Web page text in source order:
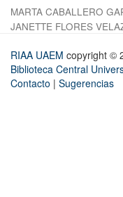
MARTA CABALLERO
JANETTE FLORES
RIAA UAEM copyright ©
Biblioteca Central
Contacto | Sugerencias